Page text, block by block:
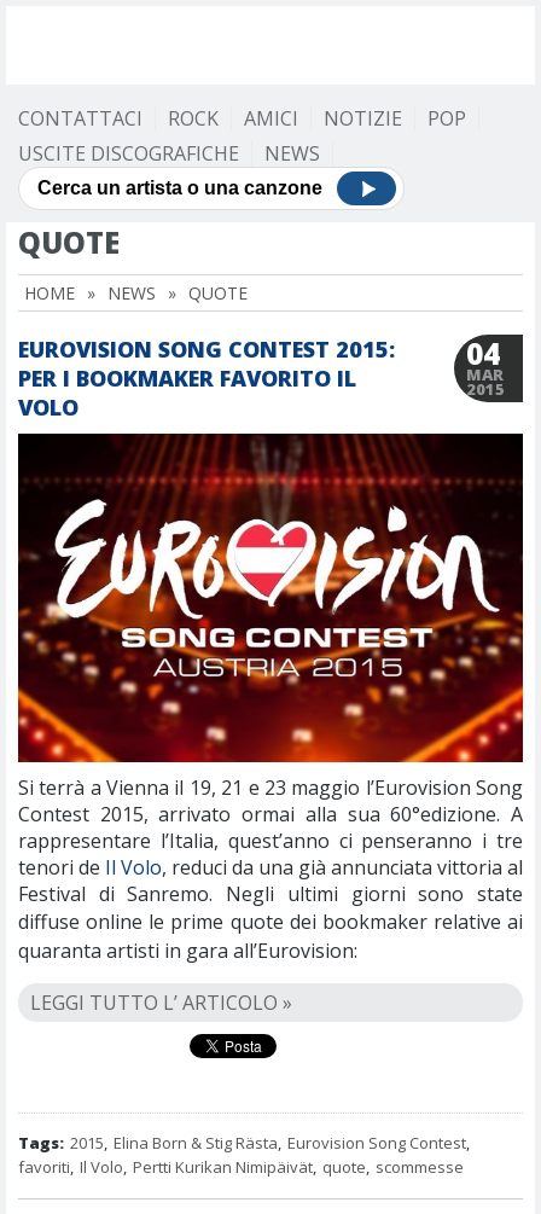
CONTATTACI ROCK AMICI NOTIZIE
POP
USCITE DISCOGRAFICHE
NEWS
QUOTE
HOME » NEWS » QUOTE
EUROVISION SONG CONTEST 2015:
PER I BOOKMAKER FAVORITO IL
VOLO
04
MAR
2015
Si terrà a Vienna il 19, 21 e 23 maggio l’Eurovision Song
Contest 2015, arrivato ormai alla sua 60°edizione. A
rappresentare l’Italia, quest’anno ci penseranno i tre
tenori de Il Volo, reduci da una già annunciata vittoria al
Festival di Sanremo. Negli ultimi giorni sono state
diffuse online le prime quote dei bookmaker relative ai
quaranta artisti in gara all’Eurovision:
LEGGI TUTTO L’ ARTICOLO »
Tags: 2015, Elina Born & Stig Rästa, Eurovision Song Contest,
favoriti, Il Volo, Pertti Kurikan Nimipäivät, quote, scommesse